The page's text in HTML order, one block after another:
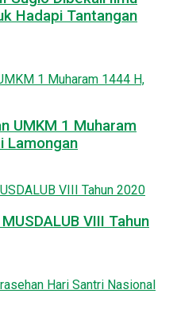
Hadapi Tantangan
UMKM 1 Muharam
Lamongan
VIII Tahun